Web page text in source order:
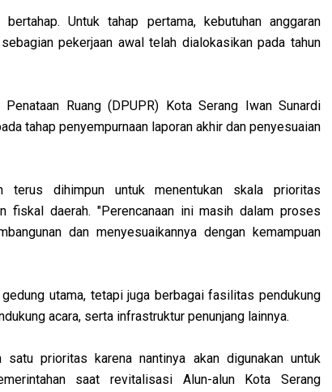
Untuk tahap pertama, kebutuhan anggaran
pekerjaan awal telah dialokasikan pada tahun
Ruang (DPUPR) Kota Serang Iwan Sunardi
tahap penyempurnaan laporan akhir dan penyesuaian
terus dihimpun untuk menentukan skala prioritas
fiskal daerah. "Perencanaan ini masih dalam proses
dan menyesuaikannya dengan kemampuan
utama, tetapi juga berbagai fasilitas pendukung
acara, serta infrastruktur penunjang lainnya.
prioritas karena nantinya akan digunakan untuk
saat revitalisasi Alun-alun Kota Serang